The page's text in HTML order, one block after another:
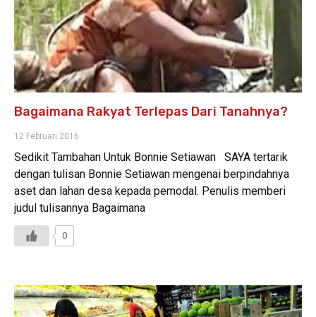
Bagaimana Rakyat Terlepas Dari Tanahnya?
12 Februari 2016
Sedikit Tambahan Untuk Bonnie Setiawan SAYA tertarik
dengan tulisan Bonnie Setiawan mengenai berpindahnya
aset dan lahan desa kepada pemodal. Penulis memberi
judul tulisannya Bagaimana
0